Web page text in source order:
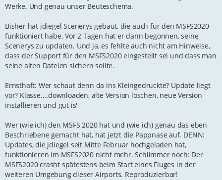
Werke. Und genau unser Beuteschema.
Bisher hat jdiegel Scenerys gebaut, die auch für den MSFS2020
funktioniert habe. Vor 2 Tagen hat er dann begonnen, seine
Scenerys zu updaten. Und ja, es fehlte auch nicht am Hinweise,
dass der Support für den MSFS2020 eingestellt sei und dass man
seine alten Dateien sichern sollte.
Ernsthaft: Wer schaut denn da ins Kleingedruckte? Update liegt
vor? Klasse....downloaden, alte Version löschen, neue Version
installieren und gut is'
Wer (wie ich) den MSFS 2020 hat und (wie ich) genau das eben
Beschriebene gemacht hat, hat jetzt die Pappnase auf. DENN:
Updates, die jdiegel seit Mitte Februar hochgeladen hat,
funktionieren im MSFS2020 nicht mehr. Schlimmer noch: Der
MSFS2020 crasht spätestens beim Start eines Fluges in der
weiteren Umgebung dieser Airports. Reproduzierbar!